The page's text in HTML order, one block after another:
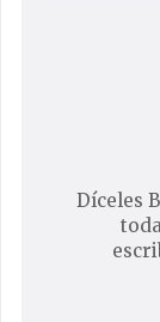
Díceles